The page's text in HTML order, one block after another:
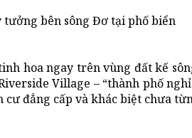
tưởng bên sông Đơ tại phố biển
hoa ngay trên vùng đất kế
Village – “thành phố
cư đẳng cấp và khác biệt chưa